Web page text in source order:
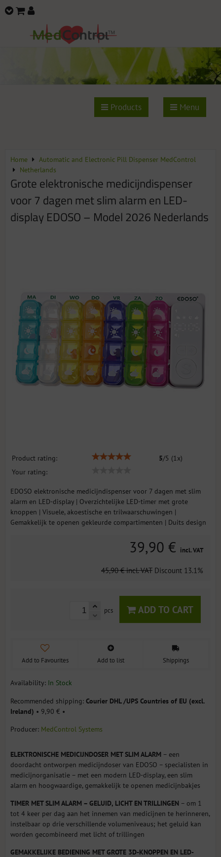
Products Menu
Home
Automatic and Electronic Pill Dispenser MedControl
Netherlands
Grote elektronische medicijndispenser
voor 7 dagen met slim alarm en LED-
display EDOSO – Model 2026 Nederlands
Product rating: 5/5 (1x)
Your rating:
EDOSO elektronische medicijndispenser voor 7 dagen met slim
alarm en LED-display | Overzichtelijke LED-timer met grote
knoppen | Visuele, akoestische en trilwaarschuwingen |
Gemakkelijk te openen gekleurde compartimenten | Duits design
39,90 € incl. VAT
45,90 € incl. VAT Discount 13.1%
pcs ADD TO CART
Add to Favourites Add to list Shippings
Availability: In Stock
Courier DHL /UPS Countries of EU (excl.
Ireland) • 9,90 € •
Producer: MedControl Systems
ELEKTRONISCHE MEDICIJNDOSER MET SLIM ALARM – een
doordacht ontworpen medicijndoser van EDOSO – specialisten in
medicijnorganisatie – met een modern LED-display, een slim
alarm en hoogwaardige, gemakkelijk te openen medicijnbakjes
TIMER MET SLIM ALARM – GELUID, LICHT EN TRILLINGEN – om 1
tot 4 keer per dag aan het innemen van medicijnen te herinneren,
instelbaar op drie verschillende volumeniveaus; het geluid kan
worden gecombineerd met licht of trillingen
GEMAKKELIJKE BEDIENING MET GROTE 3D-KNOPPEN EN LED-